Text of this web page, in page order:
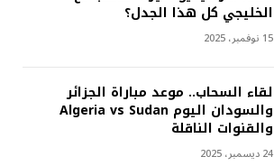
الخليجي كل هذا الجدل؟
15 نوفمبر، 2025
لقاء السحاب.. موعد مباراة الجزائر
والسودان اليوم Algeria vs Sudan
والقنوات الناقلة
24 ديسمبر، 2025